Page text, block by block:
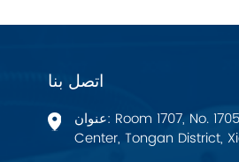
YORK
Xsens
اتصل بنا
عنوان: Room 1707, No. 1705, Wulu Road, Industrial
Center, Tongan District,